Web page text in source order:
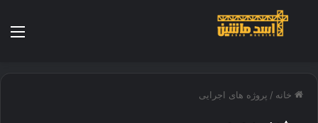
خانه / پروژه های اجرایی